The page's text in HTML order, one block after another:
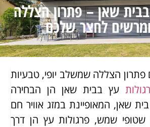
שאן – פתרון הצללה
לחצר שלכם
הצללה שמשלב יופי, טבעיות
עץ בבית שאן הן הבחירה
שאן, המאופיינת במזג אוויר חם
שטופי שמש, פרגולות עץ הן דרך